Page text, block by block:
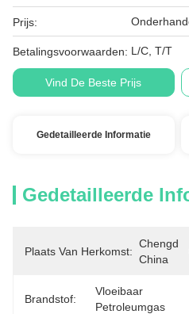
Prijs:
Betalingsvoorwaarden: L/C, T/T
Vind De Beste Prijs
Gedetailleerde Informatie
Gedetailleerde
Plaats Van Herkomst:
Chengdu,
China
Brandstof:
Vloeibaar
Petroleumgas